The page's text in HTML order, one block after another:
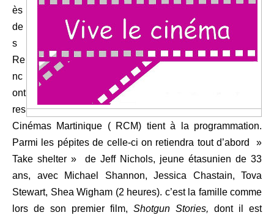
ès
de
s
Re
nc
ont
res
Cinémas Martinique ( RCM) tient à la programmation.
Parmi les pépites de celle-ci on retiendra tout d’abord »
Take shelter » de Jeff Nichols, jeune étasunien de 33
ans, avec Michael Shannon, Jessica Chastain, Tova
Stewart, Shea Wigham (2 heures). c’est la famille comme
lors de son premier film, Shotgun Stories, dont il est